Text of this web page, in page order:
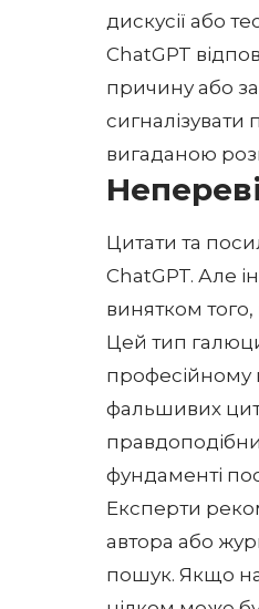
дискусії або
ChatGPT
причину або
вигаданою
Цитати та
ChatGPT. Але
винятком
Цей тип
професійному
фальшивих
фундаменті
Експерти
автора або
пошук. Якщо